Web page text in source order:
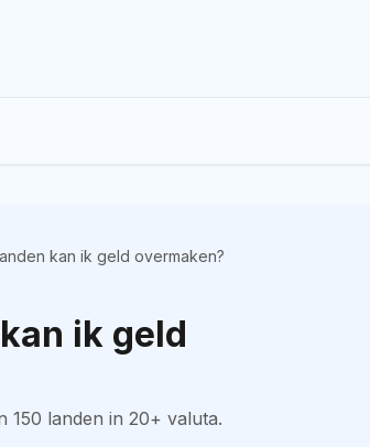
kan ik geld overmaken?
ik geld
150 landen in 20+ valuta.